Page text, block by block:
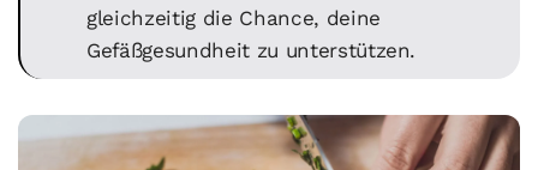
gleichzeitig die Chance, deine
Gefäßgesundheit zu unterstützen.